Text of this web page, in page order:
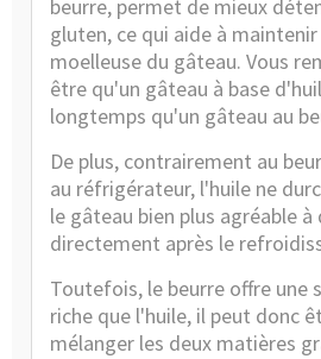
beurre, permet de mieux
gluten, ce qui aide à
moelleuse du gâteau. Vous
être qu'un gâteau à base
longtemps qu'un gâteau au
De plus, contrairement au
au réfrigérateur, l'huile ne
le gâteau bien plus agréable
directement après le
Toutefois, le beurre offre une
riche que l'huile, il peut donc
mélanger les deux matières